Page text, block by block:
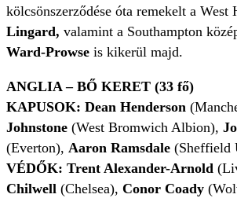
kölcsönszerződése óta remekelt a West
Lingard, valamint a Southampton
Ward-Prowse is kikerül majd.
ANGLIA – BŐ KERET (33 fő)
KAPUSOK: Dean Henderson
Johnstone (West Bromwich Albion),
(Everton), Aaron Ramsdale (Sheffield
VÉDŐK: Trent Alexander-Arnold
Chilwell (Chelsea), Conor Coady